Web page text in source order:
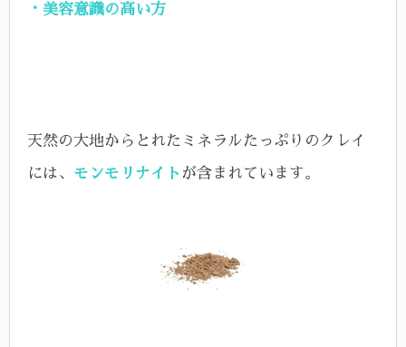
・美容意識の高い方
天然の大地からとれたミネラルたっぷりのクレイ
には、 モンモリナイト が含まれています。